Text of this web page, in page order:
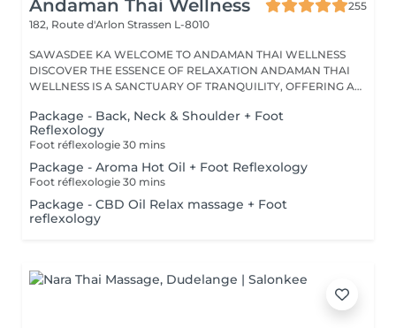
Andaman Thai Wellness
255
182, Route d'Arlon Strassen L-8010
SAWASDEE KA WELCOME TO ANDAMAN THAI WELLNESS
DISCOVER THE ESSENCE OF RELAXATION ANDAMAN THAI
WELLNESS IS A SANCTUARY OF TRANQUILITY, OFFERING A
Package - Back, Neck & Shoulder + Foot
Reflexology
Foot réflexologie 30 mins
Package - Aroma Hot Oil + Foot Reflexology
Foot réflexologie 30 mins
Package - CBD Oil Relax massage + Foot
reflexology